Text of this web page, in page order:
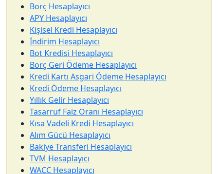
Borç Hesaplayıcı
APY Hesaplayıcı
Kişisel Kredi Hesaplayıcı
İndirim Hesaplayıcı
Bot Kredisi Hesaplayıcı
Borç Geri Ödeme Hesaplayıcı
Kredi Kartı Asgari Ödeme Hesaplayıcı
Kredi Ödeme Hesaplayıcı
Yıllık Gelir Hesaplayıcı
Tasarruf Faiz Oranı Hesaplayıcı
Kısa Vadeli Kredi Hesaplayıcı
Alım Gücü Hesaplayıcı
Bakiye Transferi Hesaplayıcı
TVM Hesaplayıcı
WACC Hesaplayıcı